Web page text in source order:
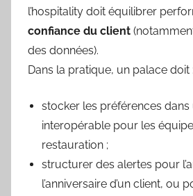
l’hospitality doit équilibrer
confiance du client
des données).
Dans la pratique, un palace doit :
stocker les préférences
interopérable pour les
restauration ;
structurer des alertes pour
l’anniversaire d’un client, ou